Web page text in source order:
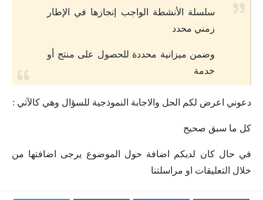
سلسلة الأنشطة الواجب إنجازها في الإطار
زمني محدد
وضمن ميزانية محددة للحصول على منتج أو
خدمة
دعوني اعرض لكم الحل والاجابة النموذجية للسؤال وهي كالآتي :
كل ما سبق صحيح
في حال كان لديكم اضافة حول الموضوع يرجى اضافتها من
خلال التعليقات او مراسلتنا